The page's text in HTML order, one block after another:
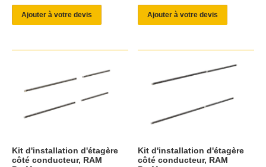
Ajouter à votre devis Ajouter à votre devis
Kit d'installation d'étagère
côté conducteur, RAM
Kit d'installation d'étagère
côté conducteur, RAM